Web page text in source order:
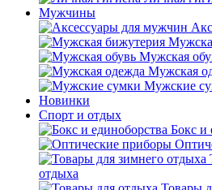
Мужчины
Мужская
Мужская
Мужские
Новинки
Спорт и отдых
Бокс и
отдыха